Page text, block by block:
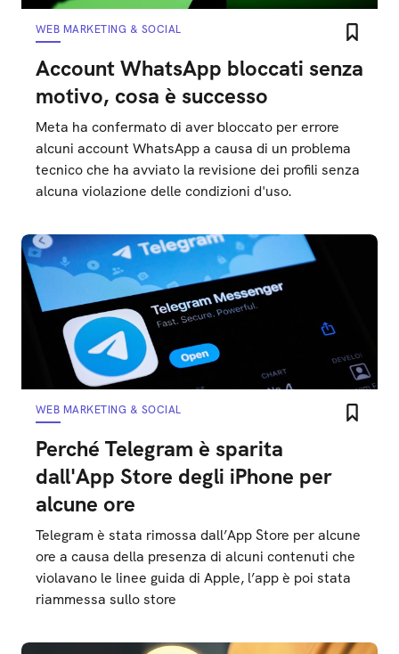
WEB MARKETING & SOCIAL
Account WhatsApp bloccati senza
motivo, cosa è successo
Meta ha confermato di aver bloccato per errore
alcuni account WhatsApp a causa di un problema
tecnico che ha avviato la revisione dei profili senza
alcuna violazione delle condizioni d'uso.
WEB MARKETING & SOCIAL
Perché Telegram è sparita
dall'App Store degli iPhone per
alcune ore
Telegram è stata rimossa dall’App Store per alcune
ore a causa della presenza di alcuni contenuti che
violavano le linee guida di Apple, l’app è poi stata
riammessa sullo store